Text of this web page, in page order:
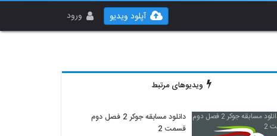
ورود آپلود ویدیو
ویدیوهای مرتبط
دانلود مسابقه جوکر 2 فصل دوم
قسمت 2